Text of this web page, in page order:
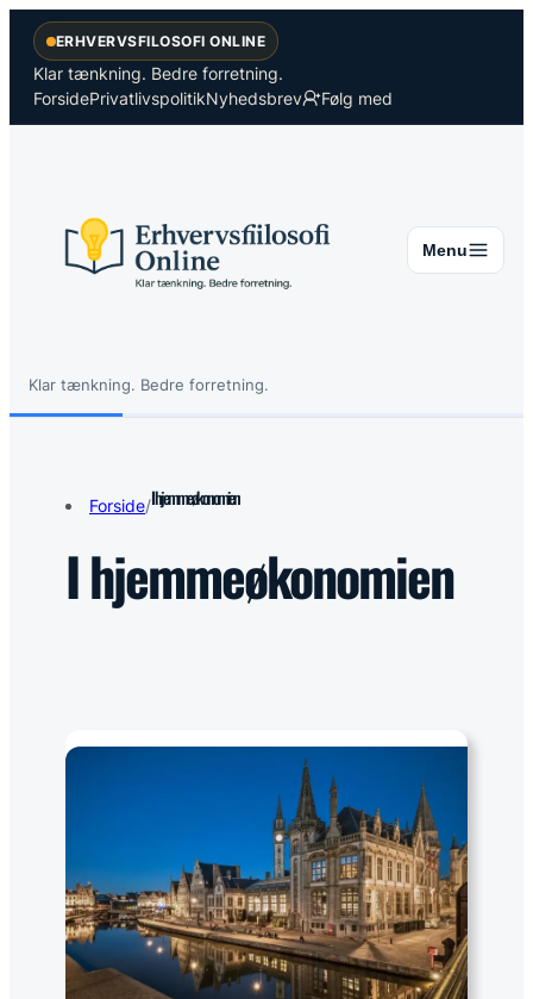
Spring
indhold
ERHVERVSFILOSOFI ONLINE
Klar tænkning. Bedre forretning.
ForsidePrivatlivspolitikNyhedsbrev Følg med
Menu
Klar tænkning. Bedre forretning.
Et skarpere perspektiv
I din indbakke hver anden uge.
Forside/I hjemmeøkonomien
I hjemmeøkonomien